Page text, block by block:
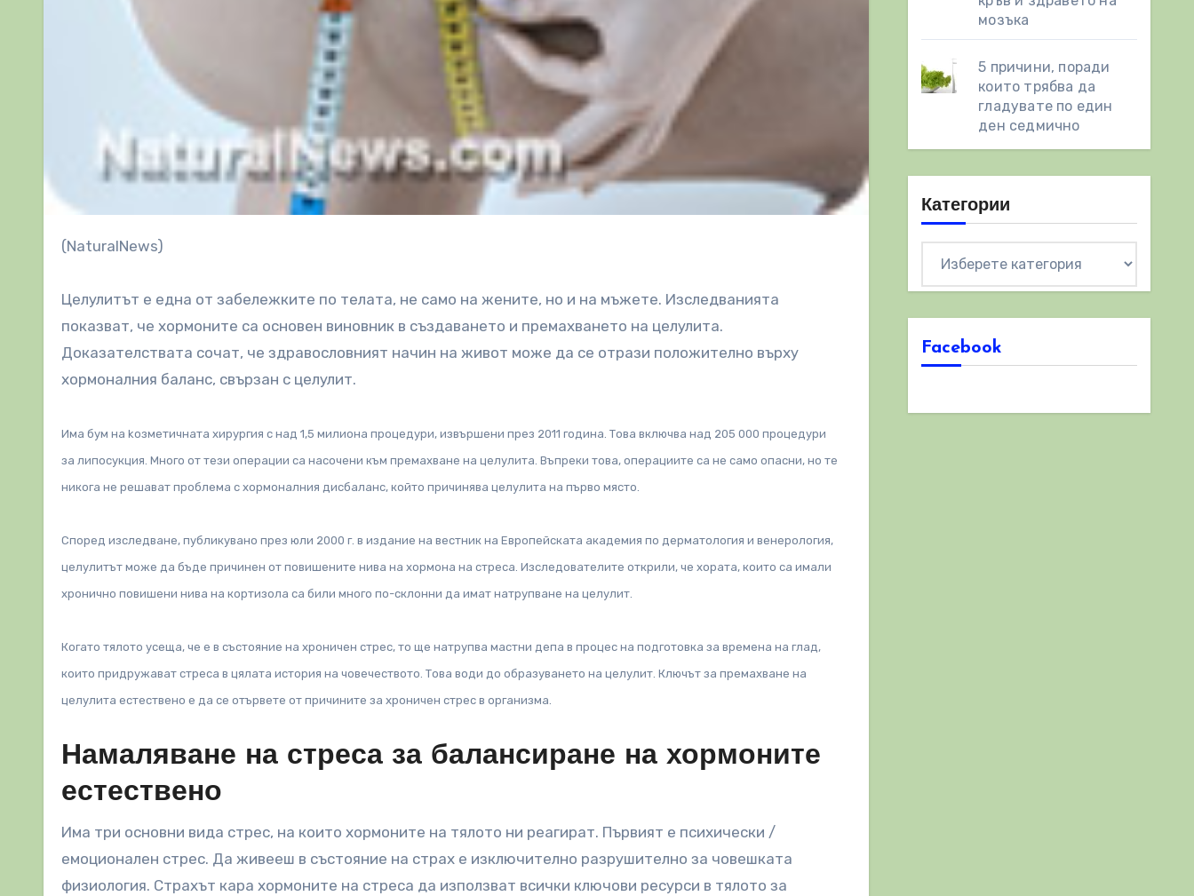
(NaturalNews)
Целулитът е една от забележките по телата, не само на жените, но и на мъжете. Изследванията
показват, че хормоните са основен виновник в създаването и премахването на целулита.
Доказателствата сочат, че здравословният начин на живот може да се отрази положително върху
хормоналния баланс, свързан с целулит.
Има бум на kозметичната хирургия с над 1,5 милиона процедури, извършени през 2011 година. Това включва над 205 000 процедури
за липосукция. Много от тези операции са насочени към премахване на целулита. Въпреки това, операциите са не само опасни, но те ​​
никога не решават проблема с хормоналния дисбаланс, който причинява целулита на първо място.
Според изследване, публикувано през юли 2000 г. в издание на вестник на Европейската академия по дерматология и венерология,
целулитът може да бъде причинен от повишените нива на хормона на стреса. Изследователите открили, че хората, които са имали
хронично повишени нива на кортизола са били много по-склонни да имат натрупване на целулит.
Когато тялото усеща, че е в състояние на хроничен стрес, тo ще натрупва мастни депа в процес на подготовка за времена на глад,
които придружават стреса в цялата история на човечеството. Това води до образуването на целулит. Ключът за премахване на
целулита естествено е да се отървете от причините за хроничен стрес в организма.
Намаляване на стреса за балансиране на хормоните
естествено
Има три основни вида стрес, на които хормоните на тялото ни реагират. Първият е психически /
емоционален стрес. Да живееш в състояние на страх е изключително разрушително за човешката
физиология. Страхът кара хормоните на стреса да използват всички ключови ресурси в тялото за
мозъка
5 причини, поради
които трябва да
гладувате по един
ден седмично
Категории
Facebook